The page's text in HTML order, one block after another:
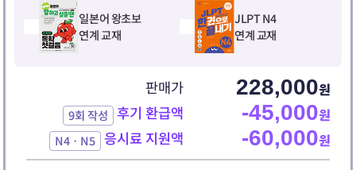
일본어 왕초보
연계 교재
JLPT N4
연계 교재
판매가 228,000원
9회 작성 후기 환급액 -45,000원
N4ㆍN5 응시료 지원액 -60,000원